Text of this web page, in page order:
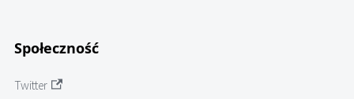
Społeczność
Twitter